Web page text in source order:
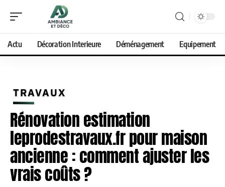
Actu Décoration Interieure Déménagement Equipement
TRAVAUX
Rénovation estimation
leprodestravaux.fr pour maison
ancienne : comment ajuster les
vrais coûts ?